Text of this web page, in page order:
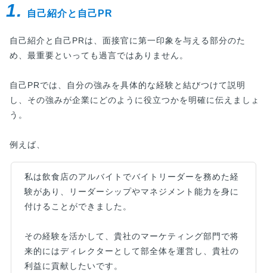
1. 自己紹介と自己PR
自己紹介と自己PRは、面接官に第一印象を与える部分のた
め、最重要といっても過言ではありません。
自己PRでは、自分の強みを具体的な経験と結びつけて説明
し、その強みが企業にどのように役立つかを明確に伝えましょ
う。
例えば、
私は飲食店のアルバイトでバイトリーダーを務めた経
験があり、リーダーシップやマネジメント能力を身に
付けることができました。
その経験を活かして、貴社のマーケティング部門で将
来的にはディレクターとして部全体を運営し、貴社の
利益に貢献したいです。